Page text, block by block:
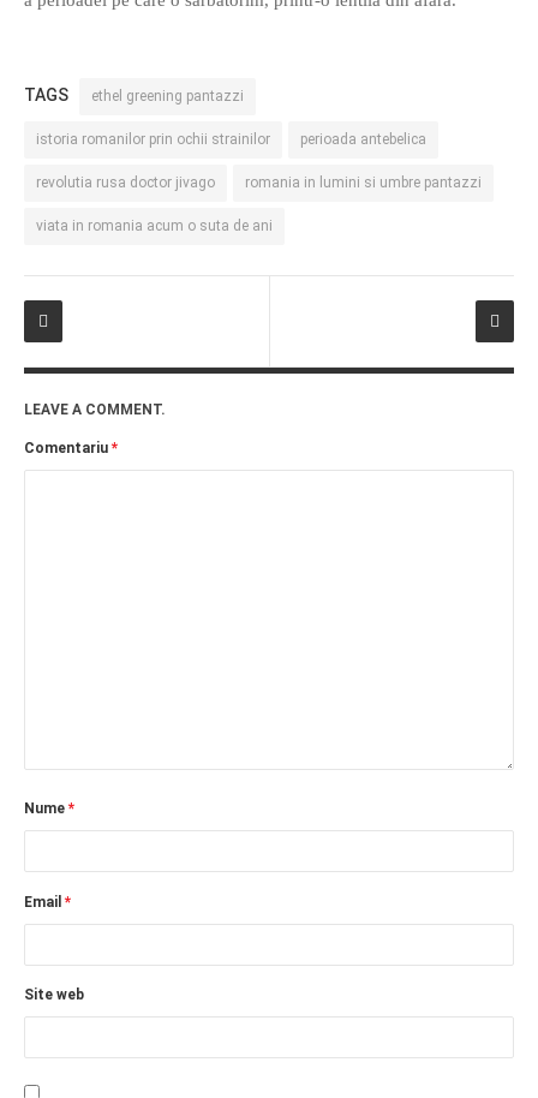
TAGS ethel greening pantazzi
istoria romanilor prin ochii strainilor perioada antebelica
revolutia rusa doctor jivago romania in lumini si umbre pantazzi
viata in romania acum o suta de ani
LEAVE A COMMENT.
Comentariu *
Nume *
Email *
Site web